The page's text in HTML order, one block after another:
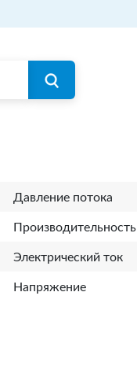
Давление потока
Производительность
Электрический ток
Напряжение